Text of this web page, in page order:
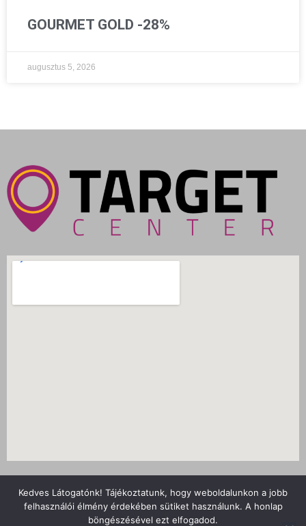
GOURMET GOLD -28%
augusztus 5, 2026
Adatvédelmi tájékoztató
Kedves Látogatónk! Tájékoztatunk, hogy weboldalunkon a jobb
felhasználói élmény érdekében sütiket használunk. A honlap
böngészésével ezt elfogadod.